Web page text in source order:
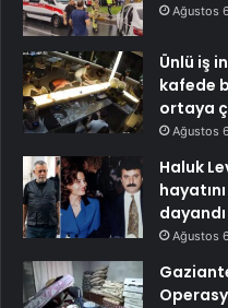
Ağustos
Ünlü iş
kafede
ortaya
Ağustos
Haluk
dayandı
Ağustos